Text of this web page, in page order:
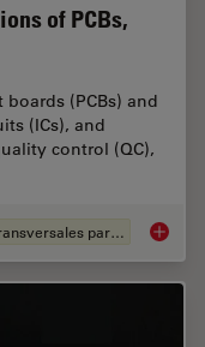
of PCBs,
(PCBs) and
(ICs), and
control (QC),
Análisis de cortes transversales para la microelectrónica Quality